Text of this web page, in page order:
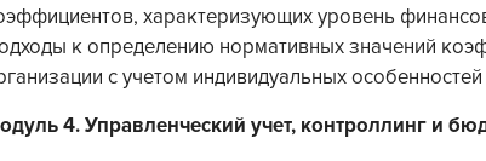
характеризующих уровень
к определению нормативных значений
с учетом индивидуальных
4. Управленческий учет, контроллинг и